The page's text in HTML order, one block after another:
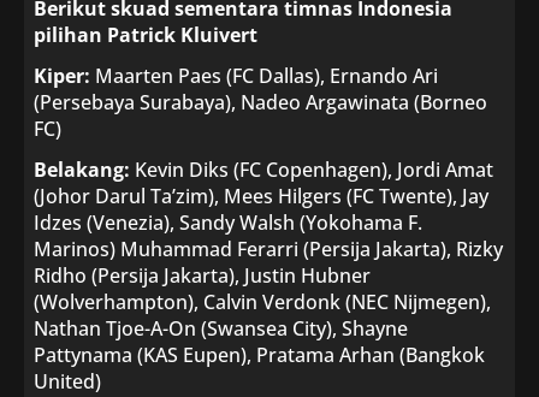
Berikut skuad sementara timnas Indonesia
pilihan Patrick Kluivert
Kiper: Maarten Paes (FC Dallas), Ernando Ari
(Persebaya Surabaya), Nadeo Argawinata (Borneo
FC)
Belakang: Kevin Diks (FC Copenhagen), Jordi Amat
(Johor Darul Ta’zim), Mees Hilgers (FC Twente), Jay
Idzes (Venezia), Sandy Walsh (Yokohama F.
Marinos) Muhammad Ferarri (Persija Jakarta), Rizky
Ridho (Persija Jakarta), Justin Hubner
(Wolverhampton), Calvin Verdonk (NEC Nijmegen),
Nathan Tjoe-A-On (Swansea City), Shayne
Pattynama (KAS Eupen), Pratama Arhan (Bangkok
United)